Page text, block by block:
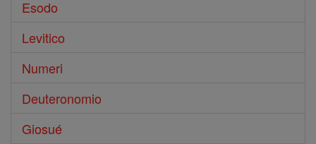
Esodo
Levitico
Numeri
Deuteronomio
Giosué